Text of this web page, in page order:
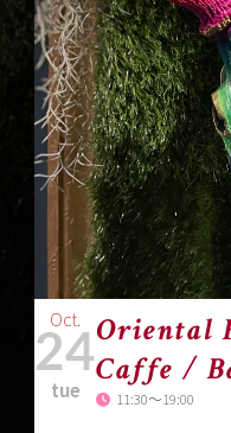
Oct.
24
tue
Oriental
Caffe /
11:30～19:00